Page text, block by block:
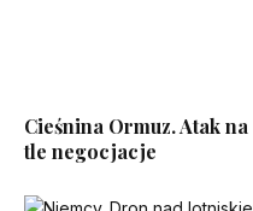
Cieśnina Ormuz. Atak
tle negocjacje